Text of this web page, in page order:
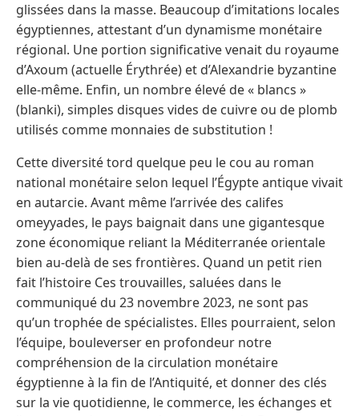
glissées dans la masse. Beaucoup d’imitations locales
égyptiennes, attestant d’un dynamisme monétaire
régional. Une portion significative venait du royaume
d’Axoum (actuelle Érythrée) et d’Alexandrie byzantine
elle-même. Enfin, un nombre élevé de « blancs »
(blanki), simples disques vides de cuivre ou de plomb
utilisés comme monnaies de substitution !
Cette diversité tord quelque peu le cou au roman
national monétaire selon lequel l’Égypte antique vivait
en autarcie. Avant même l’arrivée des califes
omeyyades, le pays baignait dans une gigantesque
zone économique reliant la Méditerranée orientale
bien au-delà de ses frontières. Quand un petit rien
fait l’histoire Ces trouvailles, saluées dans le
communiqué du 23 novembre 2023, ne sont pas
qu’un trophée de spécialistes. Elles pourraient, selon
l’équipe, bouleverser en profondeur notre
compréhension de la circulation monétaire
égyptienne à la fin de l’Antiquité, et donner des clés
sur la vie quotidienne, le commerce, les échanges et